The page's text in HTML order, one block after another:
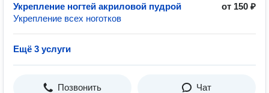
Укрепление ногтей акриловой пудрой
от 150 ₽
Укрепление всех ноготков
Ещё 3 услуги
Позвонить Чат